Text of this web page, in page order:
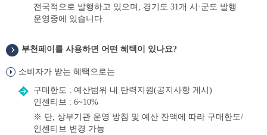
전국적으로 발행하고 있으며, 경기도 31개 시·군도 발행
운영중에 있습니다.
혜
은?
부천페이를 사용하면 어떤 혜택이 있나요?
소비자가 받는 혜택으로는
구매한도 : 예산범위 내 탄력지원(공지사항 게시)
인센티브 : 6~10%
※ 단, 상부기관 운영 방침 및 예산 잔액에 따라 구매한도/
인센티브 변경 가능